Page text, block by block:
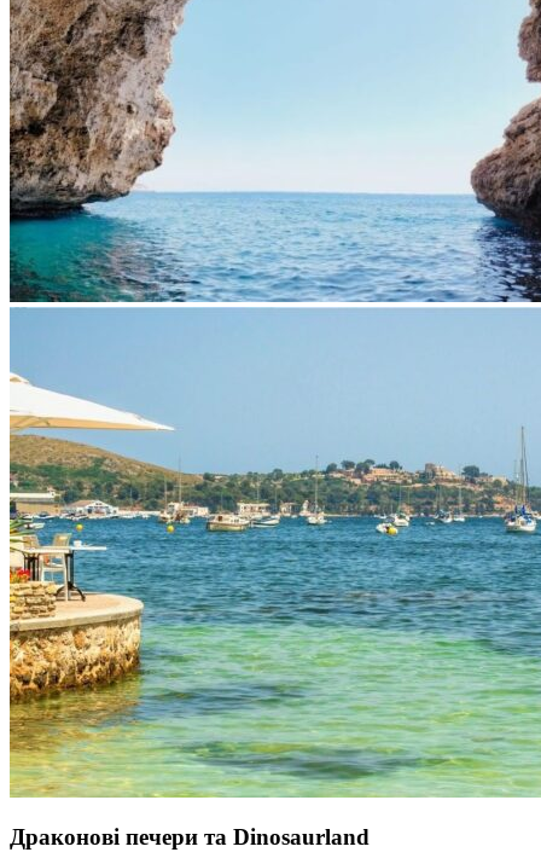
Драконові печери та Dinosaurland